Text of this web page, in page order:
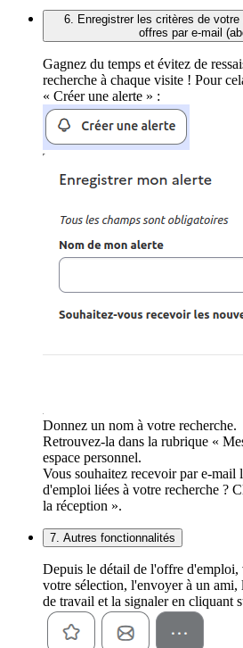
6. Enregistrer les critères de
offres par e-mail
Gagnez du temps et évitez de
recherche à chaque visite ! Pour
« Créer une alerte » :
Donnez un nom à votre recherche.
Retrouvez-la dans la rubrique «
espace personnel.
Vous souhaitez recevoir par e-mail
d'emploi liées à votre recherche ?
la réception ».
7. Autres fonctionnalités
Depuis le détail de l'offre d'emploi,
votre sélection, l'envoyer à un
de travail et la signaler en cliquant